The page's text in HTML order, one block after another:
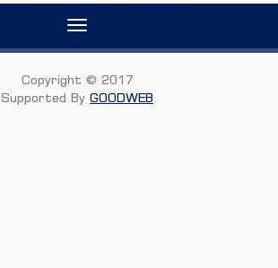
Toggle
Copyright © 2017
Supported By GOODWEB